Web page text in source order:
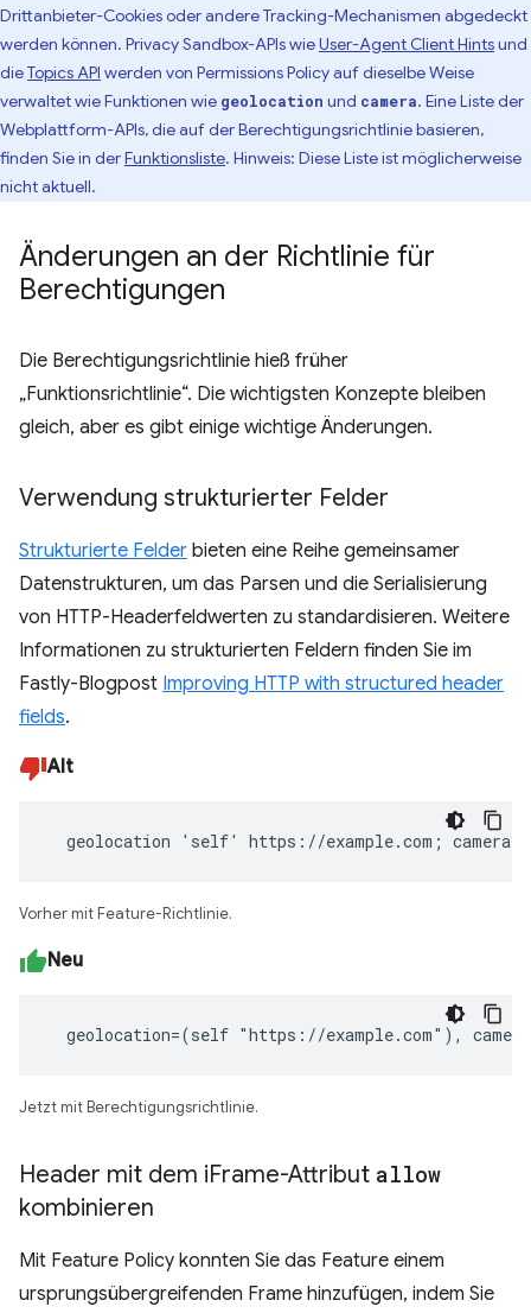
Drittanbieter-Cookies oder andere Tracking-Mechanismen abgedeckt
werden können. Privacy Sandbox-APIs wieUser-Agent Client Hintsund
dieTopics API werden von Permissions Policy auf dieselbe Weise
verwaltet wie Funktionen wie geolocation und camera. Eine Liste der
Webplattform-APIs, die auf der Berechtigungsrichtlinie basieren,
finden Sie in derFunktionsliste. Hinweis: Diese Liste ist möglicherweise
nicht aktuell.
Änderungen an der Richtlinie für
Berechtigungen
Die Berechtigungsrichtlinie hieß früher
„Funktionsrichtlinie“. Die wichtigsten Konzepte bleiben
gleich, aber es gibt einige wichtige Änderungen.
Verwendung strukturierter Felder
Strukturierte Felder bieten eine Reihe gemeinsamer
Datenstrukturen, um das Parsen und die Serialisierung
von HTTP-Headerfeldwerten zu standardisieren. Weitere
Informationen zu strukturierten Feldern finden Sie im
Fastly-Blogpost Improving HTTP with structured header
fields.
Alt
geolocation 'self' https://example.com; camera
Vorher mit Feature-Richtlinie.
Neu
geolocation=(self "https://example.com"),
Jetzt mit Berechtigungsrichtlinie.
Header mit dem iFrame-Attribut allow
kombinieren
Mit Feature Policy konnten Sie das Feature einem
ursprungsübergreifenden Frame hinzufügen, indem Sie